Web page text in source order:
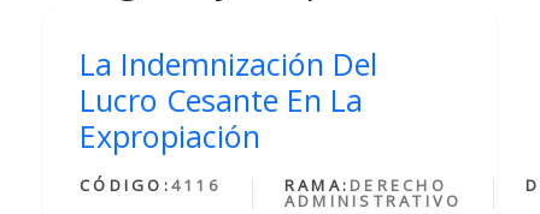
La Indemnización Del
Lucro Cesante En La
Expropiación
CÓDIGO:4116 RAMA: DERECHO
ADMINISTRATIVO